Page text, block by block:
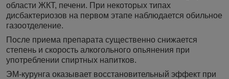
области ЖКТ, печени. При некоторых типах
дисбактериозов на первом этапе наблюдается обильное
газоотделение.
После приема препарата существенно снижается
степень и скорость алкогольного опьянения при
употреблении спиртных напитков.
ЭМ-курунга оказывает восстановительный эффект при